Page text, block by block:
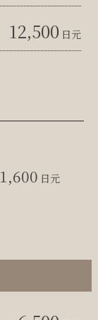
12,500 日元
1,600 日元